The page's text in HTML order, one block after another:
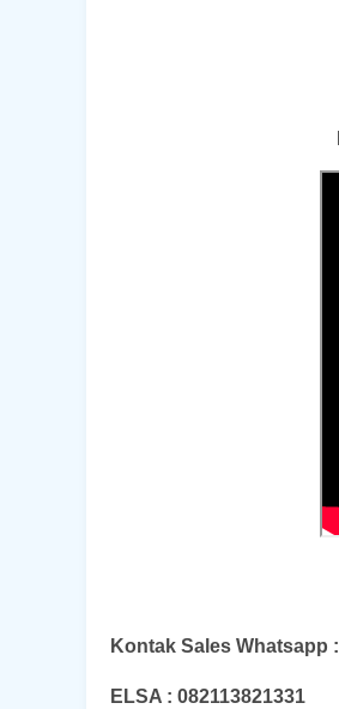
Kontak Sales Whatsapp :
ELSA : 082113821331